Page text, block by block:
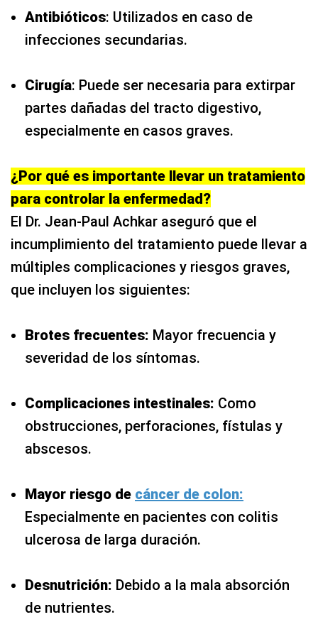
Antibióticos: Utilizados en caso de
infecciones secundarias.
Cirugía: Puede ser necesaria para extirpar
partes dañadas del tracto digestivo,
especialmente en casos graves.
¿Por qué es importante llevar un tratamiento
para controlar la enfermedad?
El Dr. Jean-Paul Achkar aseguró que el
incumplimiento del tratamiento puede llevar a
múltiples complicaciones y riesgos graves,
que incluyen los siguientes:
Brotes frecuentes: Mayor frecuencia y
severidad de los síntomas.
Complicaciones intestinales: Como
obstrucciones, perforaciones, fístulas y
abscesos.
Mayor riesgo de cáncer de colon:
Especialmente en pacientes con colitis
ulcerosa de larga duración.
Desnutrición: Debido a la mala absorción
de nutrientes.